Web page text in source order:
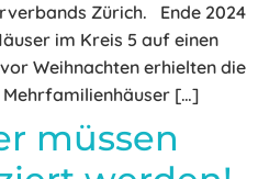
Zürich. Ende 2024
im Kreis 5 auf einen
Weihnachten erhielten die
[…]
müssen